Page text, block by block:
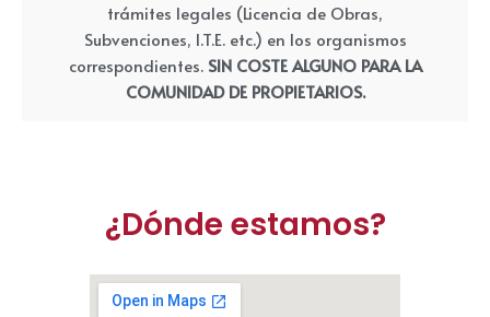
trámites legales (Licencia de Obras,
Subvenciones, I.T.E. etc.) en los organismos
correspondientes. SIN COSTE ALGUNO PARA LA
COMUNIDAD DE PROPIETARIOS.
¿Dónde estamos?